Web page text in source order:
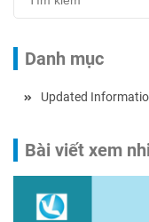
Danh mục
Updated
Bài viết xem